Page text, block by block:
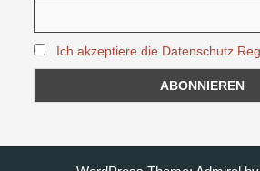
Ich akzeptiere die Datenschutz